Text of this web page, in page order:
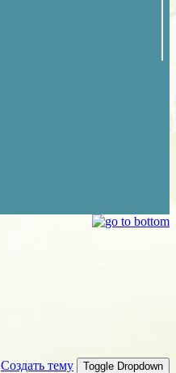
Создать тему Toggle Dropdown